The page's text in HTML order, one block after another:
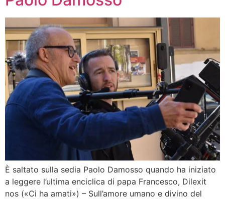
È saltato sulla sedia Paolo Damosso quando ha iniziato
a leggere l’ultima enciclica di papa Francesco, Dilexit
nos («Ci ha amati») – Sull’amore umano e divino del